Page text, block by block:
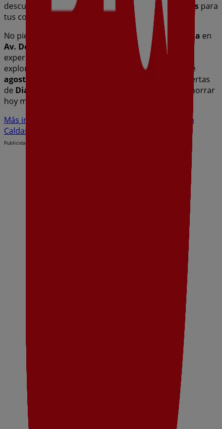
descuentos en productos de
Hiper-Supermercados para
tus compras en
No pierdas la oportunidad de visitar la tienda de
Dia en
Av. Dolores Mosquera, 18
para disfrutar de una
experiencia de compra completa. Te invitamos a
explorar las promociones que tenemos para ti este
agosto
y mantenerte informado de las mejores ofertas
de Dia
. ¡Visítanos y empieza a ahorrar
hoy mismo!
Más información de Dia
Ver otras tiendas de Dia en
Caldas de Reis
Publicidad